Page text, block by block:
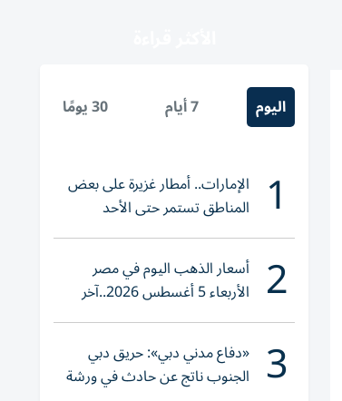
اليوم 7 أيام 30 يومًا
1 الإمارات.. أمطار غزيرة على بعض
المناطق تستمر حتى الأحد
2 أسعار الذهب اليوم في مصر
الأربعاء 5 أغسطس 2026..آخر
تحديث لعيار 21
3 «دفاع مدني دبي»: حريق دبي
الجنوب ناتج عن حادث في ورشة